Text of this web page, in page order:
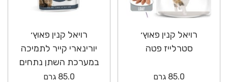
רויאל קנין פאוץ׳
סטרלייז פטה
85.0 גרם
רויאל קנין פאוץ׳
יורינארי קייר לתמיכה
במערכת השתן נתחים
ברוטב
85.0 גרם